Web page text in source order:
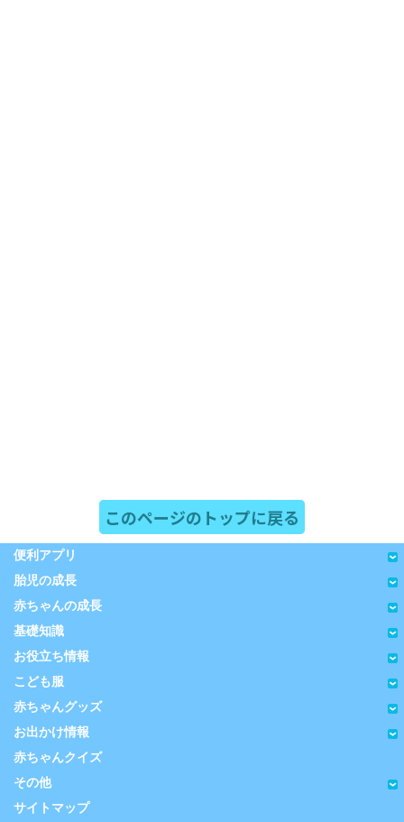
このページのトップに戻る
便利アプリ
胎児の成長
赤ちゃんの成長
基礎知識
お役立ち情報
こども服
赤ちゃんグッズ
お出かけ情報
赤ちゃんクイズ
その他
サイトマップ